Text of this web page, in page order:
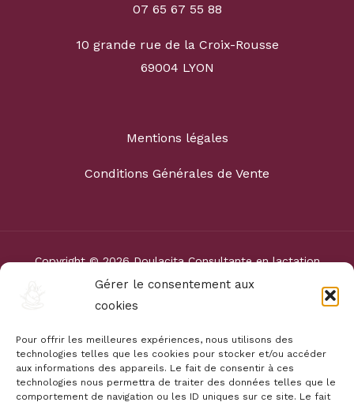
Gérer le consentement aux
cookies
Pour offrir les meilleures expériences, nous utilisons des
technologies telles que les cookies pour stocker et/ou accéder
aux informations des appareils. Le fait de consentir à ces
technologies nous permettra de traiter des données telles que le
comportement de navigation ou les ID uniques sur ce site. Le fait
07 65 67 55 88
10 grande rue de la Croix-Rousse
69004 LYON
Mentions légales
Conditions Générales de Vente
Copyright © 2026 Doulacita Consultante en lactation
IBCLC-Doula à Lyon. Powered by Doulacita Consultante
en lactation IBCLC-Doula à Lyon.